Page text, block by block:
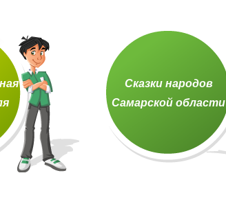
Сказки народов
Самарской области